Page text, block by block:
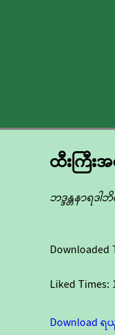
ထီးကြီး
ဘဒ္ဒန္တနာရ
Downloaded
Liked Times:
Download